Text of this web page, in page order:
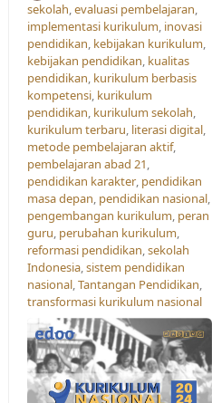
sekolah,evaluasi pembelajaran,
implementasi kurikulum, inovasi
pendidikan, kebijakan kurikulum,
kebijakan pendidikan, kualitas
pendidikan, kurikulum berbasis
kompetensi, kurikulum
pendidikan, kurikulum sekolah,
kurikulum terbaru, literasi digital,
metode pembelajaran aktif,
pembelajaran abad 21,
pendidikan karakter, pendidikan
masa depan, pendidikan nasional,
pengembangan kurikulum, peran
guru, perubahan kurikulum,
reformasi pendidikan,sekolah
Indonesia,sistem pendidikan
nasional,Tantangan Pendidikan,
transformasi kurikulum nasional